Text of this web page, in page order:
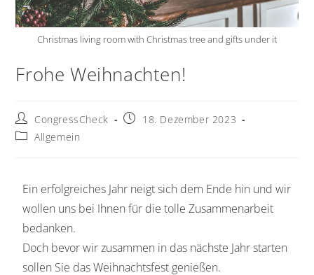
Christmas living room with Christmas tree and gifts under it
Frohe Weihnachten!
CongressCheck
18. Dezember 2023
Allgemein
Ein erfolgreiches Jahr neigt sich dem Ende hin und wir
wollen uns bei Ihnen für die tolle Zusammenarbeit
bedanken.
Doch bevor wir zusammen in das nächste Jahr starten
sollen Sie das Weihnachtsfest genießen.